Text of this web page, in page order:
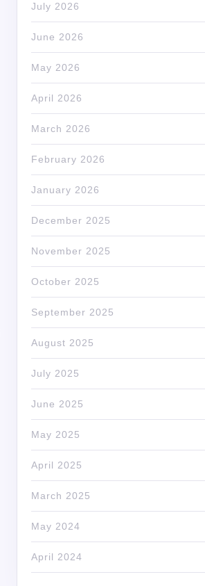
July 2026
June 2026
May 2026
April 2026
March 2026
February 2026
January 2026
December 2025
November 2025
October 2025
September 2025
August 2025
July 2025
June 2025
May 2025
April 2025
March 2025
May 2024
April 2024